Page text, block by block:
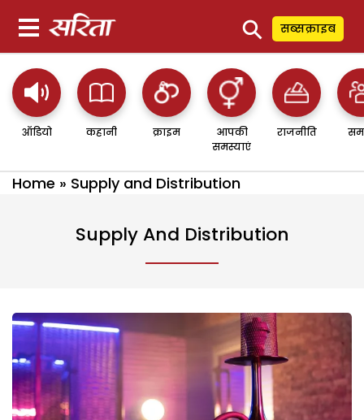
⚲ सब्सक्राइब
ऑडियो कहानी क्राइम
आपकी
समस्याएं
राजनीति
Home » Supply and Distribution
Supply And Distribution